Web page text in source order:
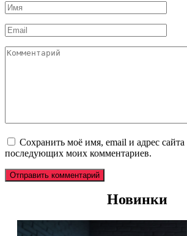
Имя
*
Email
*
Комментарий
Сохранить моё имя, email и адрес сайта
последующих моих комментариев.
Новинки